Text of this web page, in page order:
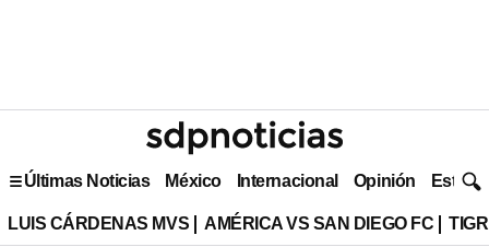
Últimas Noticias México Internacional Opinión Estilo
LUIS CÁRDENAS MVS AMÉRICA VS SAN DIEGO FC